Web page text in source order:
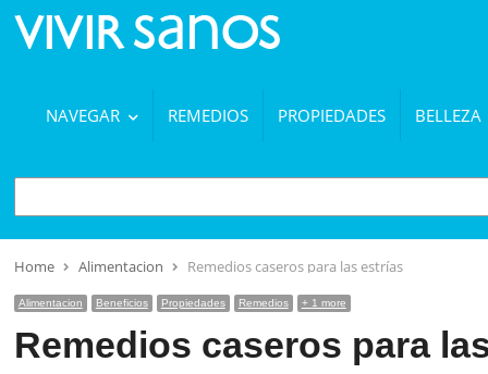
NAVEGAR REMEDIOS PROPIEDADES BELLEZA
BUSCAR
Home Alimentacion Remedios caseros para las estrías
Alimentacion Beneficios Propiedades Remedios + 1 more
Remedios caseros para